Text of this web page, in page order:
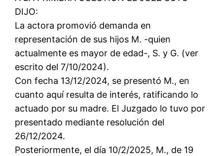
DIJO:
La actora promovió demanda en
representación de sus hijos M. -quien
actualmente es mayor de edad-, S. y G. (ver
escrito del 7/10/2024).
Con fecha 13/12/2024, se presentó M., en
cuanto aquí resulta de interés, ratificando lo
actuado por su madre. El Juzgado lo tuvo por
presentado mediante resolución del
26/12/2024.
Posteriormente, el día 10/2/2025, M., de 19